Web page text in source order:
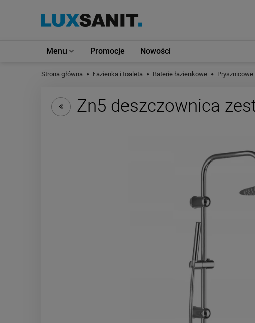
Menu Promocje Nowości
Strona główna Łazienka i toaleta Baterie łazienkowe Prysznicowe
Zn5 deszczownica